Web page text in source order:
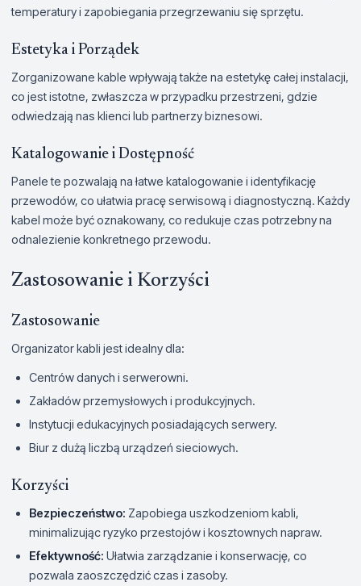
temperatury i zapobiegania przegrzewaniu się sprzętu.
Estetyka i Porządek
Zorganizowane kable wpływają także na estetykę całej instalacji,
co jest istotne, zwłaszcza w przypadku przestrzeni, gdzie
odwiedzają nas klienci lub partnerzy biznesowi.
Katalogowanie i Dostępność
Panele te pozwalają na łatwe katalogowanie i identyfikację
przewodów, co ułatwia pracę serwisową i diagnostyczną. Każdy
kabel może być oznakowany, co redukuje czas potrzebny na
odnalezienie konkretnego przewodu.
Zastosowanie i Korzyści
Zastosowanie
Organizator kabli jest idealny dla:
Centrów danych i serwerowni.
Zakładów przemysłowych i produkcyjnych.
Instytucji edukacyjnych posiadających serwery.
Biur z dużą liczbą urządzeń sieciowych.
Korzyści
Bezpieczeństwo: Zapobiega uszkodzeniom kabli,
minimalizując ryzyko przestojów i kosztownych napraw.
Efektywność: Ułatwia zarządzanie i konserwację, co
pozwala zaoszczędzić czas i zasoby.